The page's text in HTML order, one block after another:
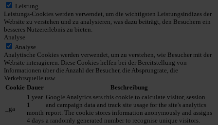
Leistung
Leistungs-Cookies werden verwendet, um die wichtigsten Leistungsindizes der
Website zu verstehen und zu analysieren, was dazu beiträgt, den Besuchern ein
besseres Nutzererlebnis zu bieten.
Analyse
Analyse
Analytische Cookies werden verwendet, um zu verstehen, wie Besucher mit der
Website interagieren. Diese Cookies helfen bei der Bereitstellung von
Informationen über die Anzahl der Besucher, die Absprungrate, die
Verkehrsquelle usw.
Cookie Dauer Beschreibung
_ga
1 year
1
month
4 days
Google Analytics sets this cookie to calculate visitor, session
and campaign data and track site usage for the site's analytics
report. The cookie stores information anonymously and assigns
a randomly generated number to recognise unique visitors.